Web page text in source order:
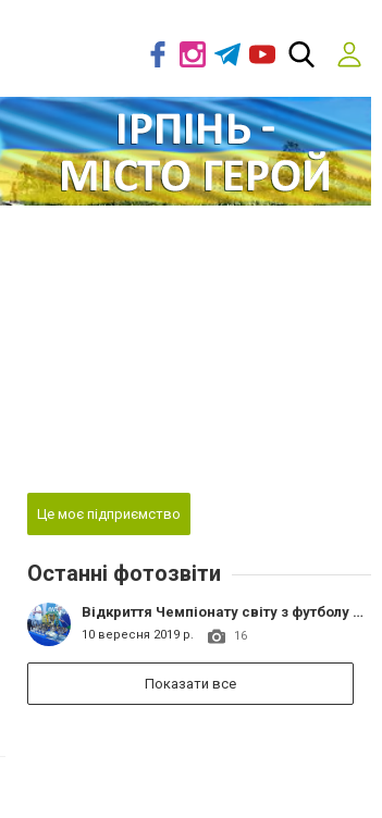
Це моє підприємство
Останні фотозвіти
Відкриття Чемпіонату світу з футболу серед українських діаспорних команд
10 вересня 2019 р. 16
Показати все